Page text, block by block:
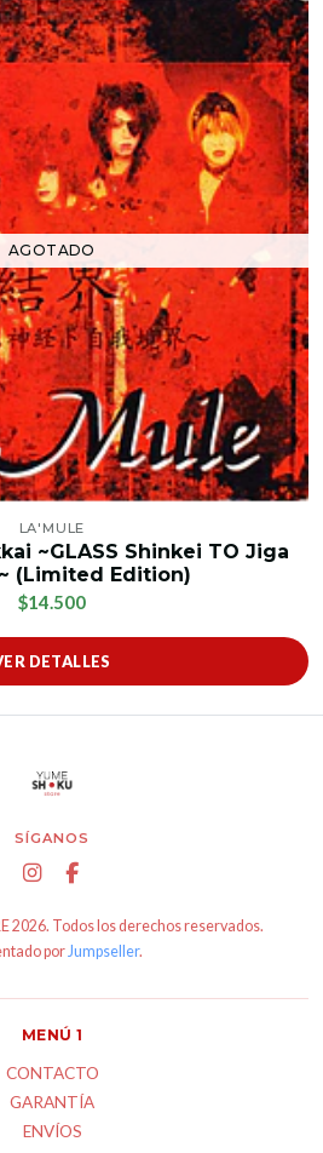
AGOTADO
LA'MULE
~GLASS Shinkei TO Jiga
(Limited Edition)
$14.500
DETALLES
SÍGANOS
2026. Todos los derechos reservados.
porJumpseller.
MENÚ 1
CONTACTO
GARANTÍA
ENVÍOS